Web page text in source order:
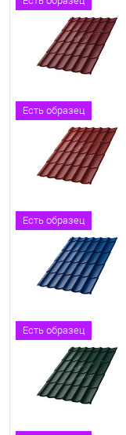
Есть образец
Есть образец
Есть образец